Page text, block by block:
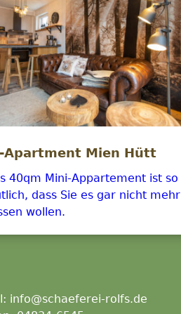
Apartment Mien Hütt
40qm Mini-Appartement ist so
dass Sie es gar nicht mehr
wollen.
info@schaeferei-rolfs.de